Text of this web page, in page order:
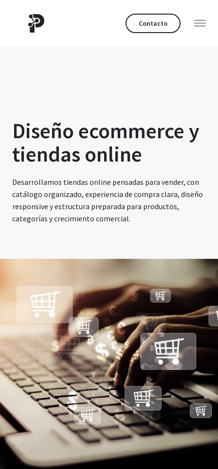
Contacto
Diseño ecommerce y
tiendas online
Desarrollamos tiendas online pensadas para vender, con
catálogo organizado, experiencia de compra clara, diseño
responsive y estructura preparada para productos,
categorías y crecimiento comercial.